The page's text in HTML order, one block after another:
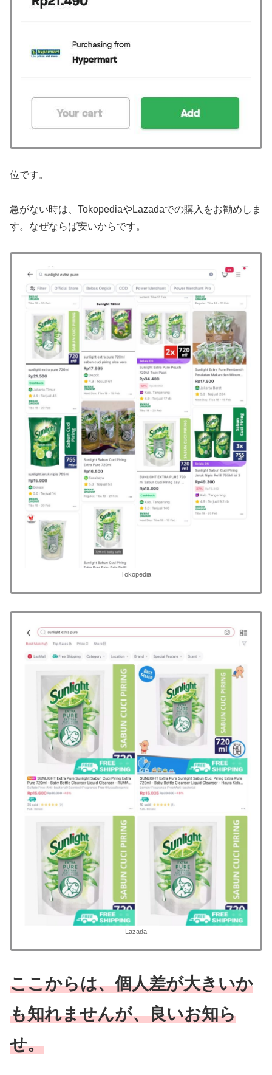
位です。
急がない時は、TokopediaやLazadaでの購入をお勧めしま
す。なぜならば安いからです。
Tokopedia
Lazada
ここからは、個人差が大きいか
も知れませんが、良いお知ら
せ。